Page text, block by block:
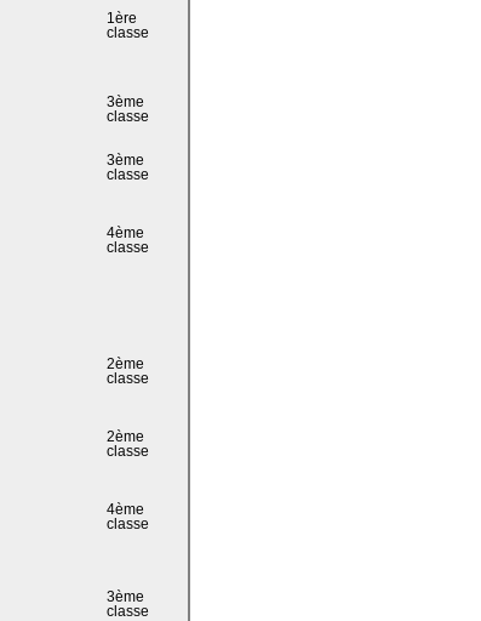
1ère
classe
3ème
classe
3ème
classe
4ème
classe
2ème
classe
2ème
classe
4ème
classe
3ème
classe